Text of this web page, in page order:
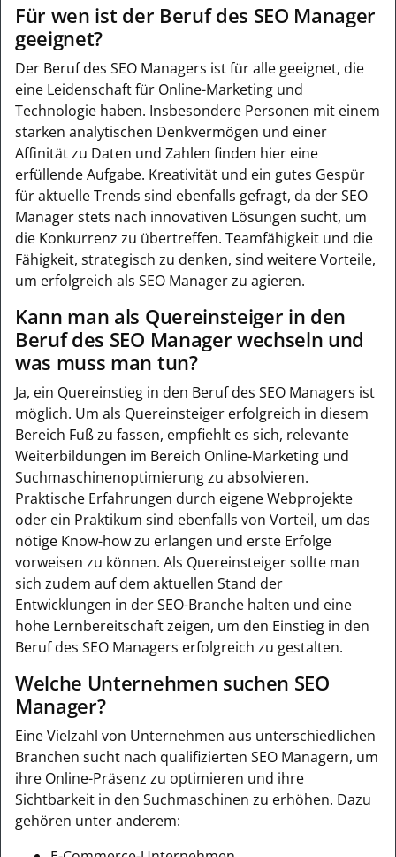
Für wen ist der Beruf des SEO Manager
geeignet?
Der Beruf des SEO Managers ist für alle geeignet, die
eine Leidenschaft für Online-Marketing und
Technologie haben. Insbesondere Personen mit einem
starken analytischen Denkvermögen und einer
Affinität zu Daten und Zahlen finden hier eine
erfüllende Aufgabe. Kreativität und ein gutes Gespür
für aktuelle Trends sind ebenfalls gefragt, da der SEO
Manager stets nach innovativen Lösungen sucht, um
die Konkurrenz zu übertreffen. Teamfähigkeit und die
Fähigkeit, strategisch zu denken, sind weitere Vorteile,
um erfolgreich als SEO Manager zu agieren.
Kann man als Quereinsteiger in den
Beruf des SEO Manager wechseln und
was muss man tun?
Ja, ein Quereinstieg in den Beruf des SEO Managers ist
möglich. Um als Quereinsteiger erfolgreich in diesem
Bereich Fuß zu fassen, empfiehlt es sich, relevante
Weiterbildungen im Bereich Online-Marketing und
Suchmaschinenoptimierung zu absolvieren.
Praktische Erfahrungen durch eigene Webprojekte
oder ein Praktikum sind ebenfalls von Vorteil, um das
nötige Know-how zu erlangen und erste Erfolge
vorweisen zu können. Als Quereinsteiger sollte man
sich zudem auf dem aktuellen Stand der
Entwicklungen in der SEO-Branche halten und eine
hohe Lernbereitschaft zeigen, um den Einstieg in den
Beruf des SEO Managers erfolgreich zu gestalten.
Welche Unternehmen suchen SEO
Manager?
Eine Vielzahl von Unternehmen aus unterschiedlichen
Branchen sucht nach qualifizierten SEO Managern, um
ihre Online-Präsenz zu optimieren und ihre
Sichtbarkeit in den Suchmaschinen zu erhöhen. Dazu
gehören unter anderem: